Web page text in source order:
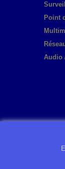
Point
Audio